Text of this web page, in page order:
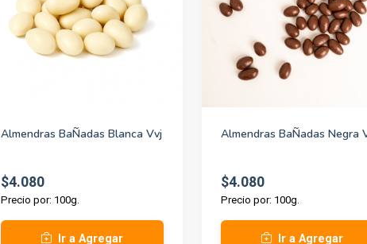
Almendras BaÑadas Blanca Vvj
$4.080
Precio por: 100g.
Ir a Agregar
Almendras BaÑadas Negra
$4.080
Precio por: 100g.
Ir a Agregar